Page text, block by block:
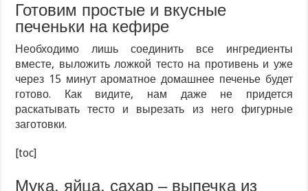
Готовим простые и вкусные
печеньки на кефире
Необходимо лишь соединить все ингредиенты
вместе, выложить ложкой тесто на противень и уже
через 15 минут ароматное домашнее печенье будет
готово. Как видите, нам даже не придется
раскатывать тесто и вырезать из него фигурные
заготовки.
[toc]
Мука, яйца, сахар – выпечка из